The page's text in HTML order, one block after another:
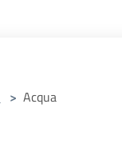
> Acqua